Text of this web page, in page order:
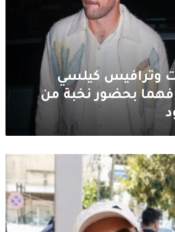
وترافيس كيلسي
بحضور نخبة من